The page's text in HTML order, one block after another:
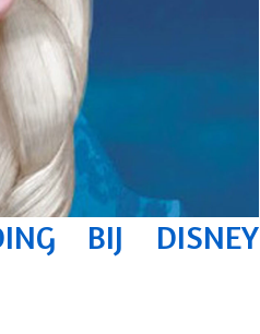
BIJ DISNEY